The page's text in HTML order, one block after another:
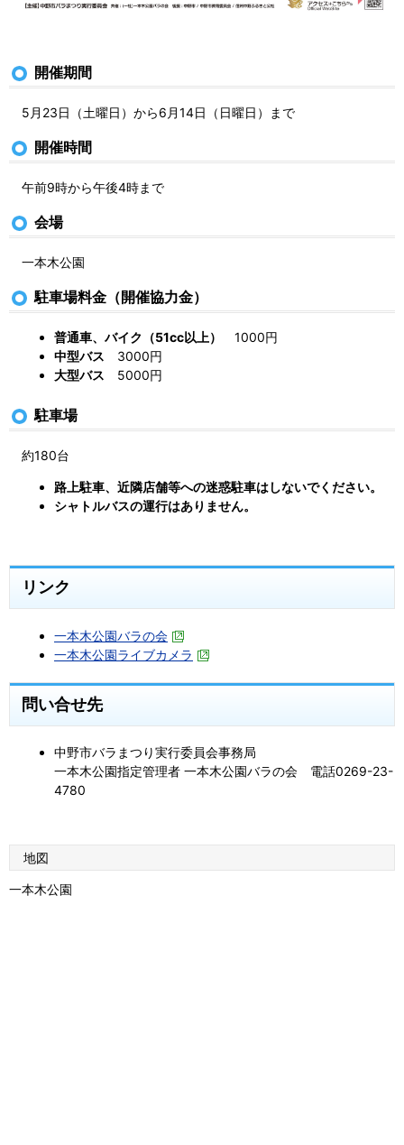
開催期間
5月23日（土曜日）から6月14日（日曜日）まで
開催時間
午前9時から午後4時まで
会場
一本木公園
駐車場料金（開催協力金）
普通車、バイク（51cc以上）
1000円
中型バス 3000円
大型バス 5000円
駐車場
約180台
路上駐車、近隣店舗等への迷惑駐車はしないでください。
シャトルバスの運行はありません。
リンク
一本木公園バラの会
一本木公園ライブカメラ
問い合せ先
中野市バラまつり実行委員会事務局
一本木公園指定管理者 一本木公園バラの会 電話0269-23-
4780
地図
一本木公園